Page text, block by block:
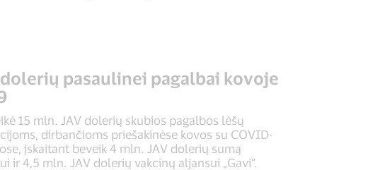
dolerių pasaulinei pagalbai kovoje
15 mln. JAV dolerių skubios pagalbos lėšų
dirbančioms priešakinėse kovos su COVID-
įskaitant beveik 4 mln. JAV dolerių sumą
ir 4,5 mln. JAV dolerių vakcinų aljansui „Gavi“.